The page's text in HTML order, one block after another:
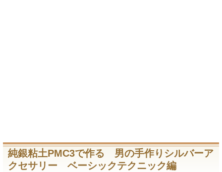
純銀粘土PMC3で作る 男の手作りシルバーア
クセサリー ベーシックテクニック編